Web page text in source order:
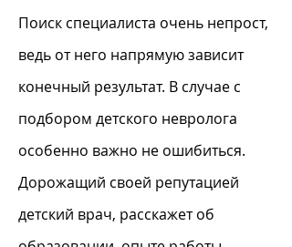
Поиск специалиста очень непрост,
ведь от него напрямую зависит
конечный результат. В случае с
подбором детского невролога
особенно важно не ошибиться.
Дорожащий своей репутацией
детский врач, расскажет об